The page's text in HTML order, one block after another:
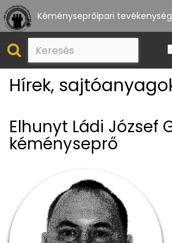
Kéményseprőipari tevékenység
Hírek,
Elhunyt Ládi József
kéményseprő